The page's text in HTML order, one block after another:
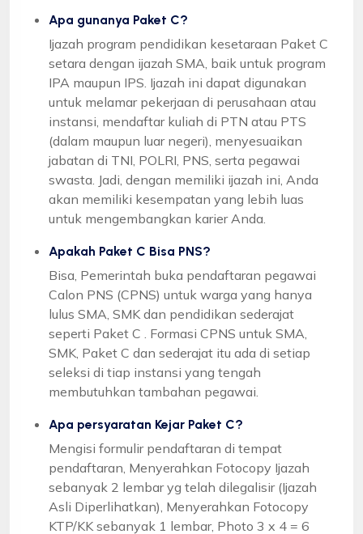
Apa gunanya Paket C?
Ijazah program pendidikan kesetaraan Paket C
setara dengan ijazah SMA, baik untuk program
IPA maupun IPS. Ijazah ini dapat digunakan
untuk melamar pekerjaan di perusahaan atau
instansi, mendaftar kuliah di PTN atau PTS
(dalam maupun luar negeri), menyesuaikan
jabatan di TNI, POLRI, PNS, serta pegawai
swasta. Jadi, dengan memiliki ijazah ini, Anda
akan memiliki kesempatan yang lebih luas
untuk mengembangkan karier Anda.
Apakah Paket C Bisa PNS?
Bisa, Pemerintah buka pendaftaran pegawai
Calon PNS (CPNS) untuk warga yang hanya
lulus SMA, SMK dan pendidikan sederajat
seperti Paket C . Formasi CPNS untuk SMA,
SMK, Paket C dan sederajat itu ada di setiap
seleksi di tiap instansi yang tengah
membutuhkan tambahan pegawai.
Apa persyaratan Kejar Paket C?
Mengisi formulir pendaftaran di tempat
pendaftaran, Menyerahkan Fotocopy Ijazah
sebanyak 2 lembar yg telah dilegalisir (Ijazah
Asli Diperlihatkan), Menyerahkan Fotocopy
KTP/KK sebanyak 1 lembar, Photo 3 x 4 = 6